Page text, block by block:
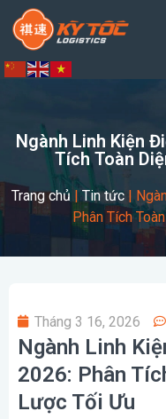
Ngành Linh Kiện
Tích Toàn
Trang chủ | Tin tức |
Phân Tích
Tháng 3 16, 2026
Ngành Linh
2026: Phân
Lược Tối Ưu